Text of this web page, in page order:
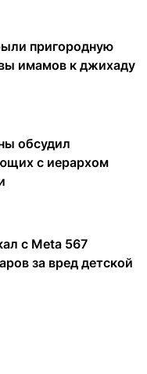
пригородную
имамов к джихаду
обсудил
с иерархом
с Meta 567
за вред детской